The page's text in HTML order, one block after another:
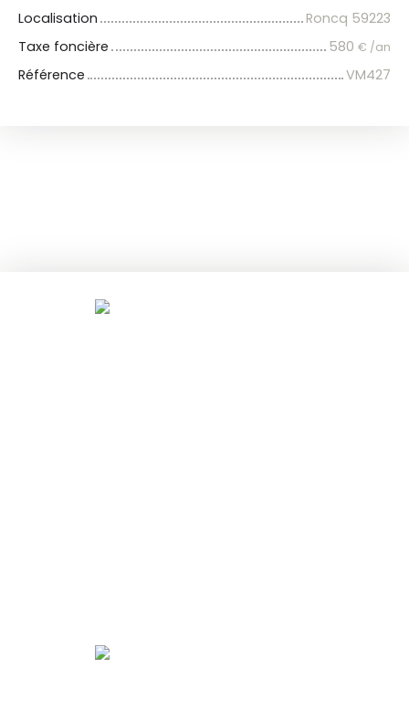
Localisation
Roncq 59223
Taxe foncière
580 € /an
Référence VM427